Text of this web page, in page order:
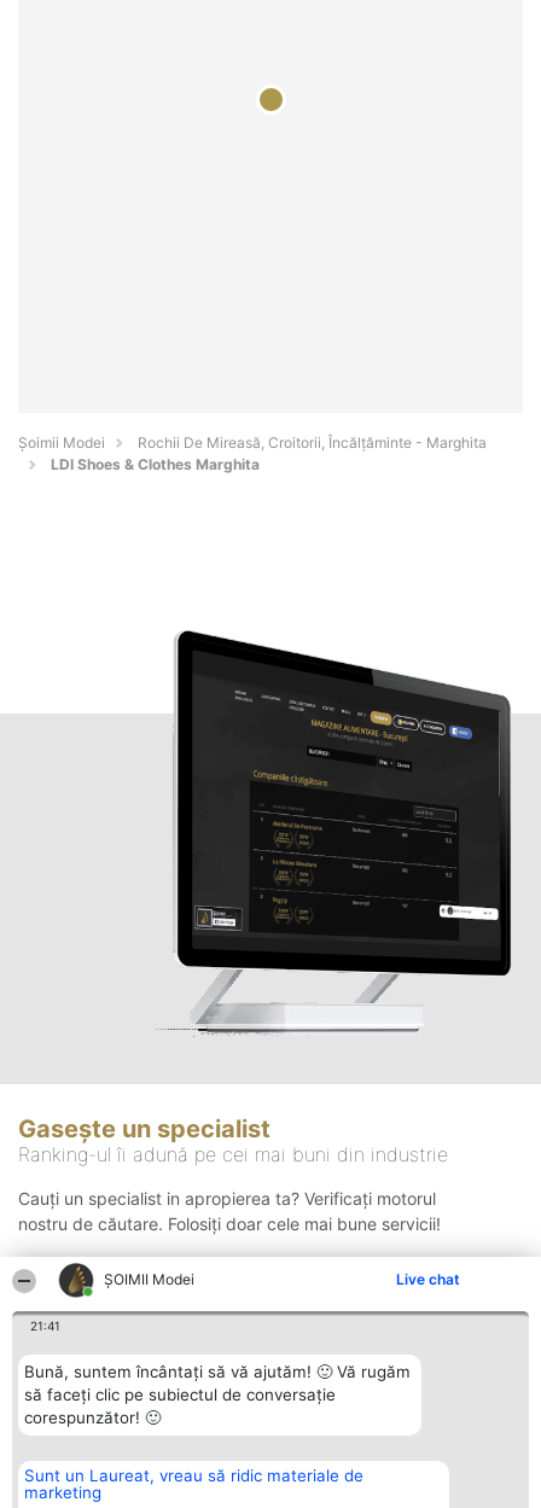
ȘOIMII Modei Live chat
21:41
Bună, suntem încântați să vă ajutăm! 🙂 Vă rugăm
să faceți clic pe subiectul de conversație
corespunzător! 🙂
Sunt un Laureat, vreau să ridic materiale de
marketing
Șoimii Modei
Rochii De Mireasă, Croitorii, Încălțăminte - Marghita
LDI Shoes & Clothes Marghita
Gasește un specialist
Ranking-ul îi adună pe cei mai buni din industrie
Cauți un specialist in apropierea ta? Verificați motorul
nostru de căutare. Folosiți doar cele mai bune servicii!
Organizator Ranking
BRIGHT SOLUTIONS BR SRL
Plebiscyt Contact